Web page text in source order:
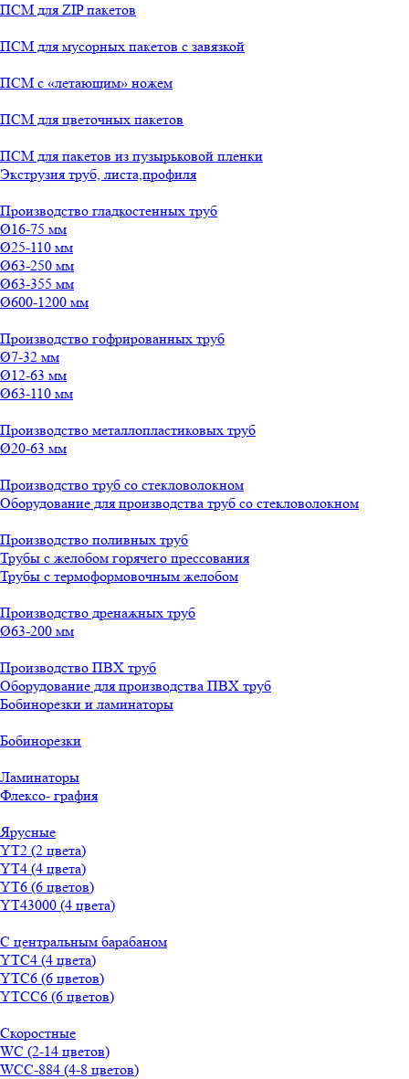
ПСМ для ZIP пакетов
ПСМ для мусорных пакетов с завязкой
ПСМ с «летающим» ножем
ПСМ для цветочных пакетов
ПСМ для пакетов из пузырьковой пленки
Экструзия труб, листа,профиля
Производство гладкостенных труб
Ø16-75 мм
Ø25-110 мм
Ø63-250 мм
Ø63-355 мм
Ø600-1200 мм
Производство гофрированных труб
Ø7-32 мм
Ø12-63 мм
Ø63-110 мм
Производство металлопластиковых труб
Ø20-63 мм
Производство труб со стекловолокном
Оборудование для производства труб со стекловолокном
Производство поливных труб
Трубы с желобом горячего прессования
Трубы с термоформовочным желобом
Производство дренажных труб
Ø63-200 мм
Производство ПВХ труб
Оборудование для производства ПВХ труб
Бобинорезки и ламинаторы
Бобинорезки
Ламинаторы
Флексо- графия
Ярусные
YT2 (2 цвета)
YT4 (4 цвета)
YT6 (6 цветов)
YT43000 (4 цвета)
С центральным барабаном
YТС4 (4 цвета)
YТС6 (6 цветов)
YТСC6 (6 цветов)
Скоростные
WС (2-14 цветов)
WСС-884 (4-8 цветов)